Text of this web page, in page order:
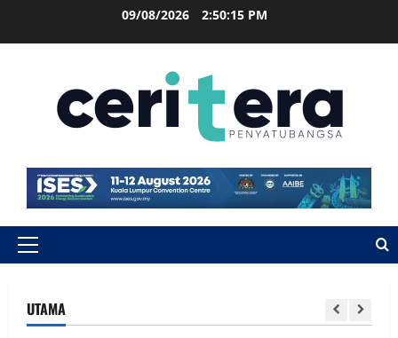
09/08/2026 2:50:16 PM
UTAMA